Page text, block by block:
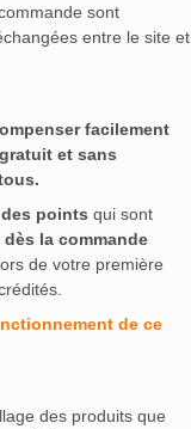
sont
entre le site et
facilement
et sans
points qui sont
la commande
de votre première
de ce
des produits que